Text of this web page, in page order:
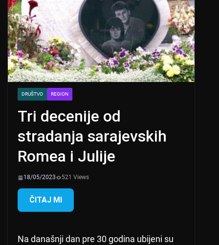
DRUŠTVO REGION
Tri decenije od
stradanja sarajevskih
Romea i Julije
18/05/2023 521 Views
ČITAJ MI
Na današnji dan pre 30 godina ubijeni su